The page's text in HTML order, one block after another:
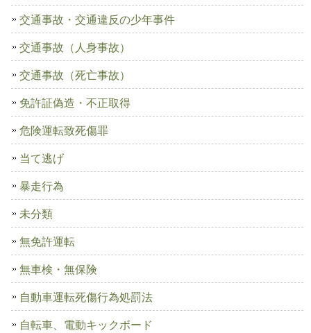
交通事故・交通違反の少年事件
交通事故（人身事故）
交通事故（死亡事故）
免許証偽造・不正取得
危険運転致死傷罪
当て逃げ
暴走行為
未分類
無免許運転
無車検・無保険
自動車運転死傷行為処罰法
自転車、電動キックボード